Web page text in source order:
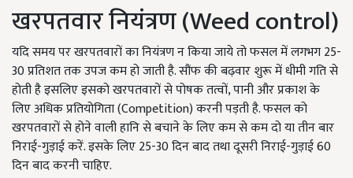
खरपतवार नियंत्रण (Weed control)
यदि समय पर खरपतवारों का नियंत्रण न किया जाये तो फसल में लगभग 25-
30 प्रतिशत तक उपज कम हो जाती है. सौंफ की बढ़वार शुरू में धीमी गति से
होती है इसलिए इसको खरपतवारों से पोषक तत्वों, पानी और प्रकाश के
लिए अधिक प्रतियोगिता (Competition) करनी पड़ती है. फसल को
खरपतवारों से होने वाली हानि से बचाने के लिए कम से कम दो या तीन बार
निराई-गुड़ाई करें. इसके लिए 25-30 दिन बाद तथा दूसरी निराई-गुड़ाई 60
दिन बाद करनी चाहिए.